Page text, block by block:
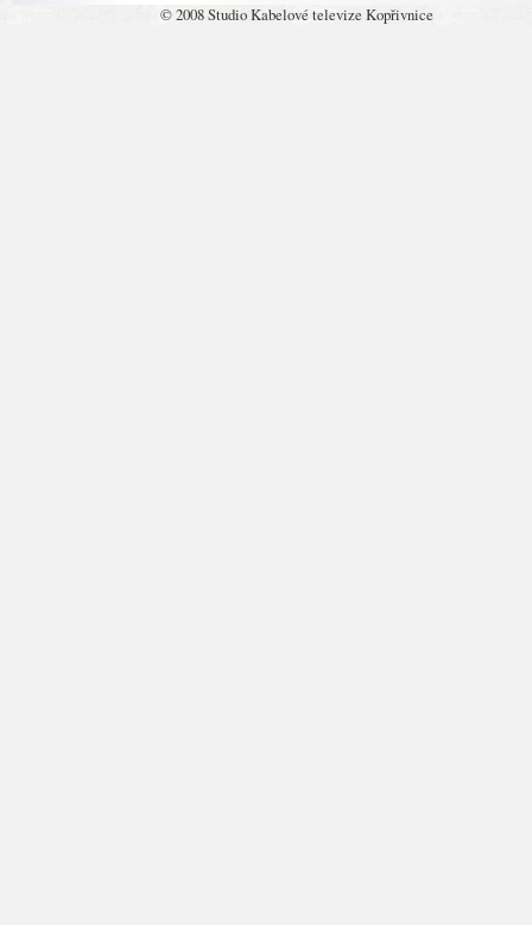
© 2008 Studio Kabelové televize Kopřivnice